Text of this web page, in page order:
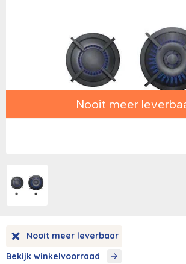
Nooit meer
Nooit meer leverbaar
Bekijk winkelvoorraad